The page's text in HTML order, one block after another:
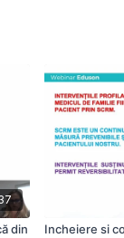
din
Incheiere si